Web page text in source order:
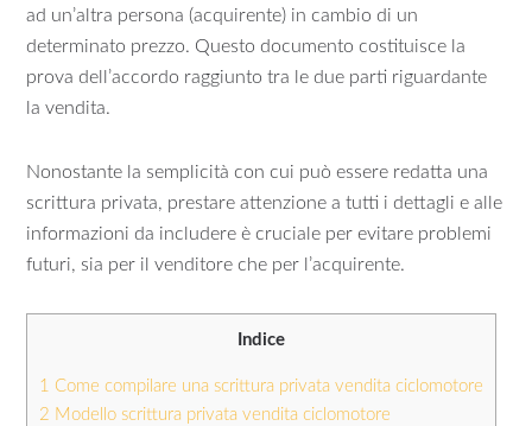
ad un’altra persona (acquirente) in cambio di un
determinato prezzo. Questo documento costituisce la
prova dell’accordo raggiunto tra le due parti riguardante
la vendita.
Nonostante la semplicità con cui può essere redatta una
scrittura privata, prestare attenzione a tutti i dettagli e alle
informazioni da includere è cruciale per evitare problemi
futuri, sia per il venditore che per l’acquirente.
Indice
1 Come compilare una scrittura privata vendita ciclomotore
2 Modello scrittura privata vendita ciclomotore